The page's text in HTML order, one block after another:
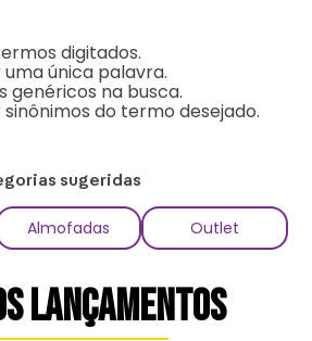
digitados.
única palavra.
genéricos na busca.
do termo desejado.
sugeridas
Almofadas Outlet
LANÇAMENTOS